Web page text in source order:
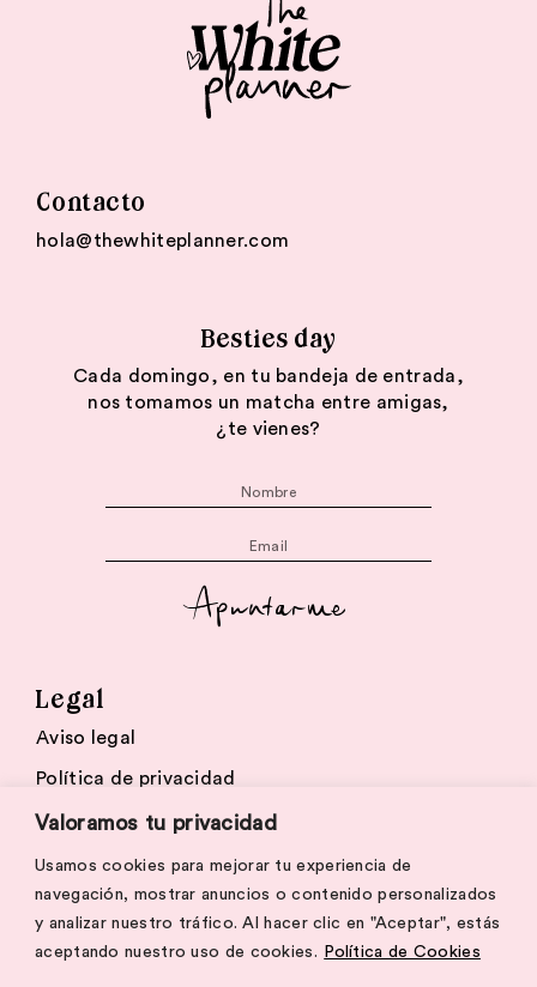
Valoramos tu privacidad
Usamos cookies para mejorar tu experiencia de
navegación, mostrar anuncios o contenido personalizados
y analizar nuestro tráfico. Al hacer clic en "Aceptar", estás
aceptando nuestro uso de cookies.
Política de Cookies
Contacto
hola@thewhiteplanner.com
Besties day
Cada domingo, en tu bandeja de entrada,
nos tomamos un matcha entre amigas,
¿te vienes?
Apuntarme
Legal
Aviso legal
Política de privacidad
Cookies
© 2026 The White Planner